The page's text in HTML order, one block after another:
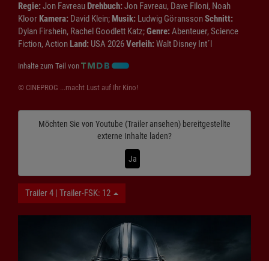
Regie:Jon Favreau Drehbuch:Jon Favreau, Dave Filoni, Noah
Kloor Kamera: David Klein; Musik: Ludwig GöranssonSchnitt:
Dylan Firshein, Rachel Goodlett Katz;Genre:Abenteuer, Science
Fiction, Action Land: USA 2026Verleih:Walt Disney Int´l
Inhalte zum Teil von
© CINEPROG ...macht Lust auf Ihr Kino!
Möchten Sie von Youtube (Trailer ansehen) bereitgestellte
externe Inhalte laden?
Ja
Trailer 4 | Trailer-FSK: 12